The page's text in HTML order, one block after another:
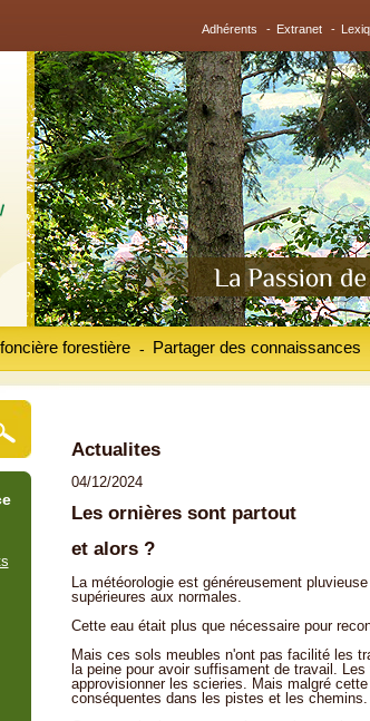
Adhérents - Extranet -
forestière Partager des connaissances
-
Actualites
04/12/2024
Les ornières sont partout
et alors ?
La météorologie est généreusement
supérieures aux normales.
Cette eau était plus que nécessaire pour
Mais ces sols meubles n'ont pas facilité les
la peine pour avoir suffisament de travail.
approvisionner les scieries. Mais malgré
conséquentes dans les pistes et les chemins.